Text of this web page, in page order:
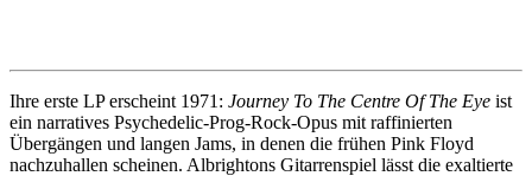
Ihre erste LP erscheint 1971: Journey To The Centre Of The Eye ist
ein narratives Psychedelic-Prog-Rock-Opus mit raffinierten
Übergängen und langen Jams, in denen die frühen Pink Floyd
nachzuhallen scheinen. Albrightons Gitarrenspiel lässt die exaltierte